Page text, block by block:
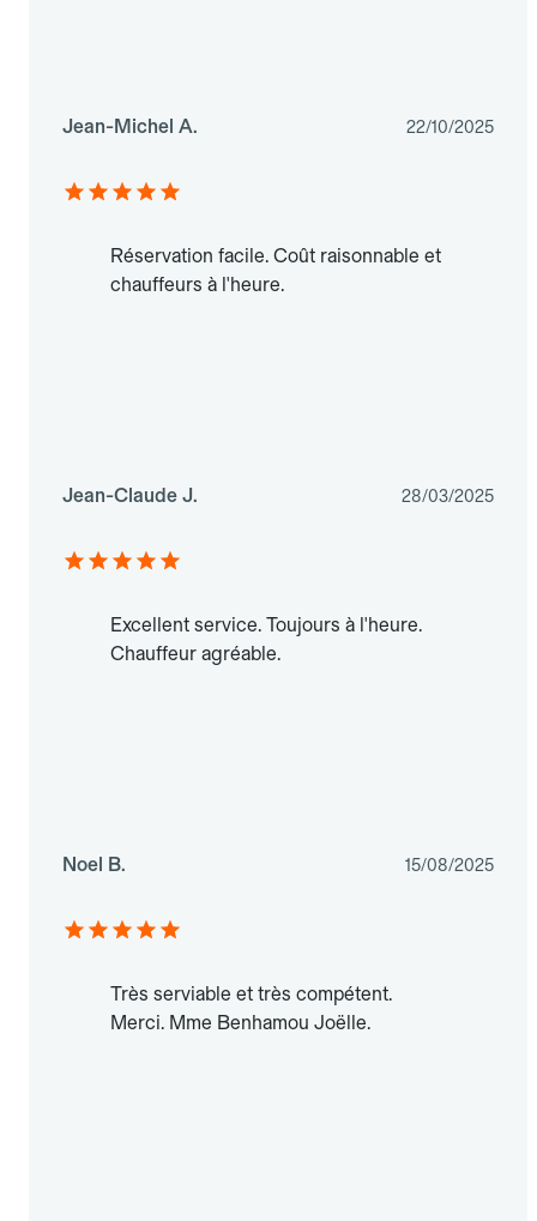
Jean-Michel A. 22/10/2025
Réservation facile. Coût raisonnable et
chauffeurs à l'heure.
Jean-Claude J. 28/03/2025
Excellent service. Toujours à l'heure.
Chauffeur agréable.
Noel B. 15/08/2025
Très serviable et très compétent.
Merci. Mme Benhamou Joëlle.